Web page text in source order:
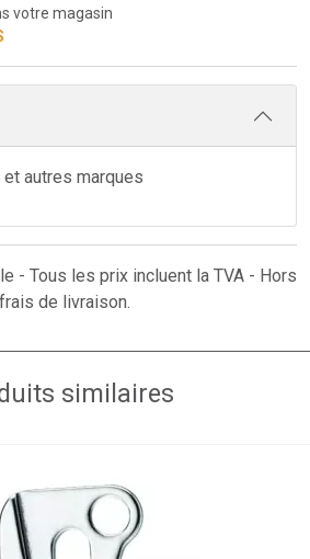
votre magasin
autres marques
- Tous les prix incluent la TVA - Hors
frais de livraison.
similaires